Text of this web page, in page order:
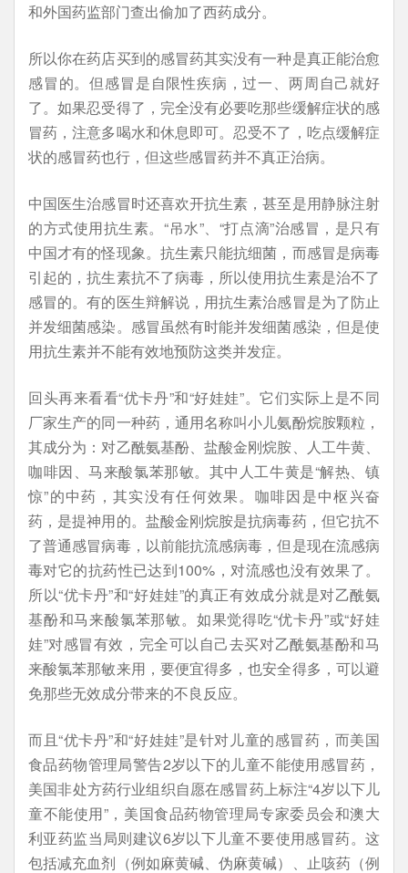
和外国药监部门查出偷加了西药成分。
所以你在药店买到的感冒药其实没有一种是真正能治愈
感冒的。但感冒是自限性疾病，过一、两周自己就好
了。如果忍受得了，完全没有必要吃那些缓解症状的感
冒药，注意多喝水和休息即可。忍受不了，吃点缓解症
状的感冒药也行，但这些感冒药并不真正治病。
中国医生治感冒时还喜欢开抗生素，甚至是用静脉注射
的方式使用抗生素。“吊水”、“打点滴”治感冒，是只有
中国才有的怪现象。抗生素只能抗细菌，而感冒是病毒
引起的，抗生素抗不了病毒，所以使用抗生素是治不了
感冒的。有的医生辩解说，用抗生素治感冒是为了防止
并发细菌感染。感冒虽然有时能并发细菌感染，但是使
用抗生素并不能有效地预防这类并发症。
回头再来看看“优卡丹”和“好娃娃”。它们实际上是不同
厂家生产的同一种药，通用名称叫小儿氨酚烷胺颗粒，
其成分为：对乙酰氨基酚、盐酸金刚烷胺、人工牛黄、
咖啡因、马来酸氯苯那敏。其中人工牛黄是“解热、镇
惊”的中药，其实没有任何效果。咖啡因是中枢兴奋
药，是提神用的。盐酸金刚烷胺是抗病毒药，但它抗不
了普通感冒病毒，以前能抗流感病毒，但是现在流感病
毒对它的抗药性已达到100%，对流感也没有效果了。
所以“优卡丹”和“好娃娃”的真正有效成分就是对乙酰氨
基酚和马来酸氯苯那敏。如果觉得吃“优卡丹”或“好娃
娃”对感冒有效，完全可以自己去买对乙酰氨基酚和马
来酸氯苯那敏来用，要便宜得多，也安全得多，可以避
免那些无效成分带来的不良反应。
而且“优卡丹”和“好娃娃”是针对儿童的感冒药，而美国
食品药物管理局警告2岁以下的儿童不能使用感冒药，
美国非处方药行业组织自愿在感冒药上标注“4岁以下儿
童不能使用”，美国食品药物管理局专家委员会和澳大
利亚药监当局则建议6岁以下儿童不要使用感冒药。这
包括减充血剂（例如麻黄碱、伪麻黄碱）、止咳药（例